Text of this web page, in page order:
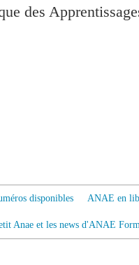
des
disponibles ANAE en
Anae et les news d'ANAE